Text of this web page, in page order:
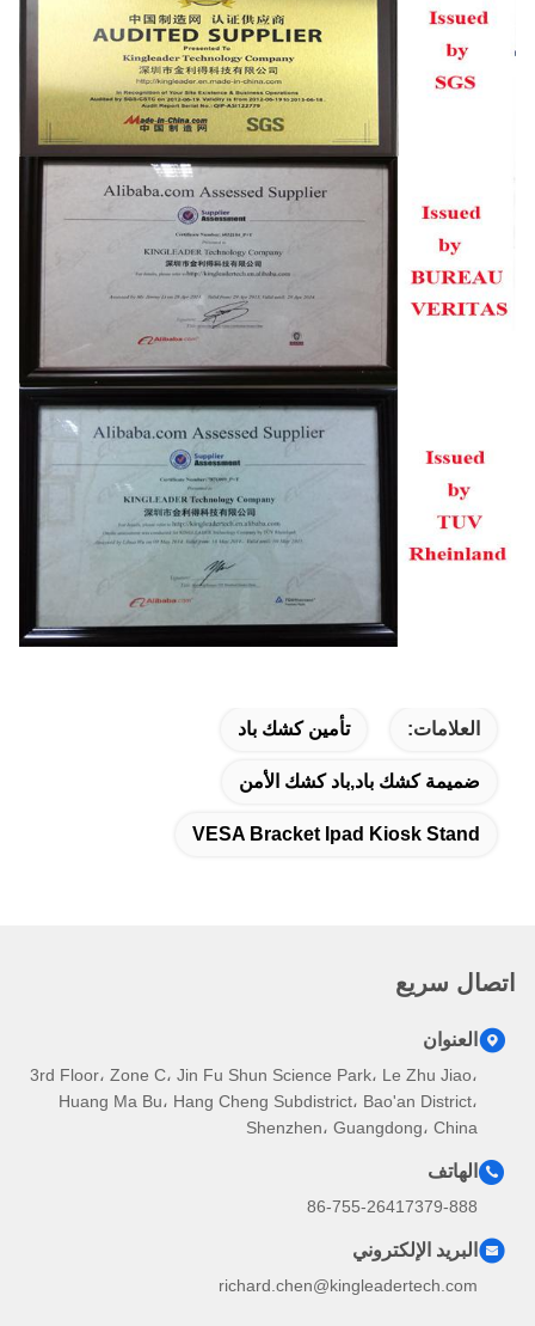
العلامات: تأمين كشك باد
ضميمة كشك باد,باد كشك الأمن
VESA Bracket Ipad Kiosk Stand
اتصال سريع
العنوان
3rd Floor، Zone C، Jin Fu Shun Science Park، Le Zhu Jiao،
Huang Ma Bu، Hang Cheng Subdistrict، Bao'an District،
Shenzhen، Guangdong، China
الهاتف
86-755-26417379-888
البريد الإلكتروني
richard.chen@kingleadertech.com